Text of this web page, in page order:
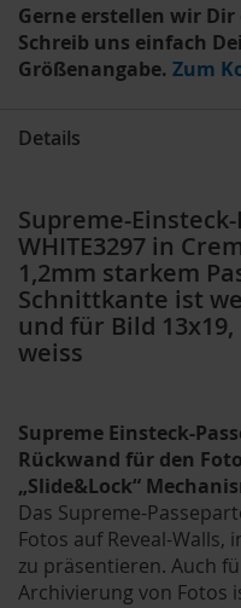
Gerne erstellen wir
Schreib uns einfach
Größenangabe. Zum
Details
Supreme-
WHITE3297 in
1,2mm starkem
Schnittkante ist
und für Bild
weiss
Supreme Einsteck-
Rückwand für den
„Slide&Lock“
Das Supreme-
Fotos auf Reveal-
zu präsentieren. Auch
Archivierung von Fotos